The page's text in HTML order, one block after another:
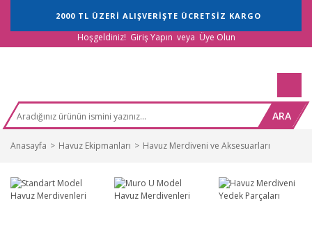
2000 TL ÜZERİ ALIŞVERİŞTE ÜCRETSİZ KARGO
Hoşgeldiniz! Giriş Yapın veya Üye Olun
ARA
Anasayfa Havuz Ekipmanları Havuz Merdiveni ve Aksesuarları